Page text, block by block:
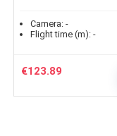
Camera: -
Flight time (m): -
€123.89